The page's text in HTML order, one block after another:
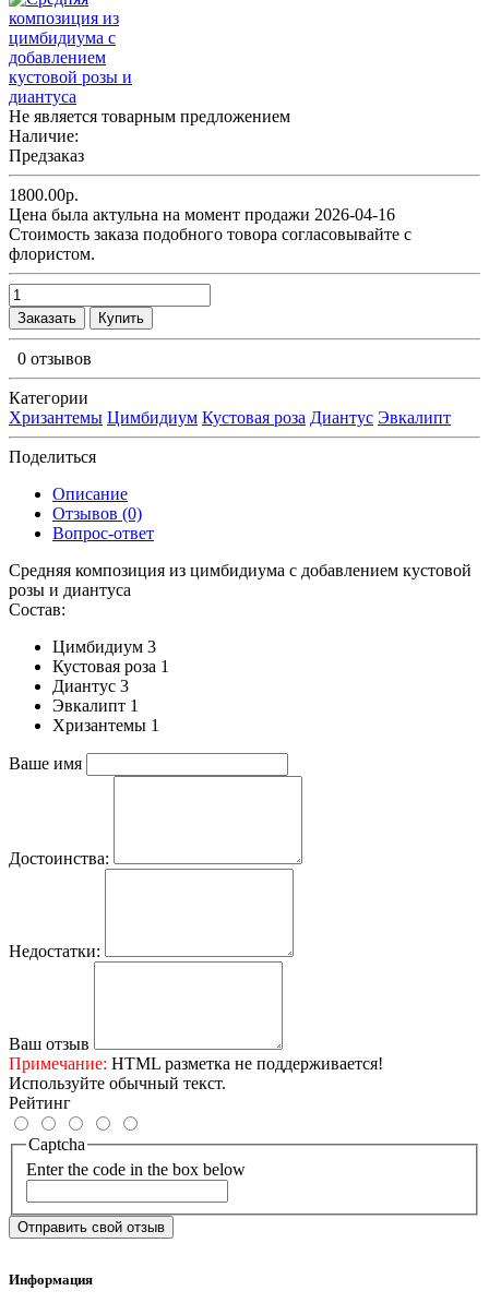
Не является товарным предложением
Наличие:
Предзаказ
1800.00р.
Цена была актульна на момент продажи 2026-04-16
Cтоимость заказа подобного товора согласовывайте с
флористом.
Заказать Купить
0 отзывов
Категории
Хризантемы Цимбидиум Кустовая роза Диантус Эвкалипт
Поделиться
Описание
Отзывов (0)
Вопрос-ответ
Средняя композиция из цимбидиума c добавлением кустовой
розы и диантуса
Состав:
Цимбидиум 3
Кустовая роза 1
Диантус 3
Эвкалипт 1
Хризантемы 1
Ваше имя
Достоинства:
Недостатки:
Ваш отзыв
Примечание: HTML разметка не поддерживается!
Используйте обычный текст.
Рейтинг
Captcha
Enter the code in the box below
Отправить свой отзыв
Информация